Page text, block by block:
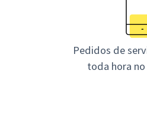
Pedidos de
toda hora no